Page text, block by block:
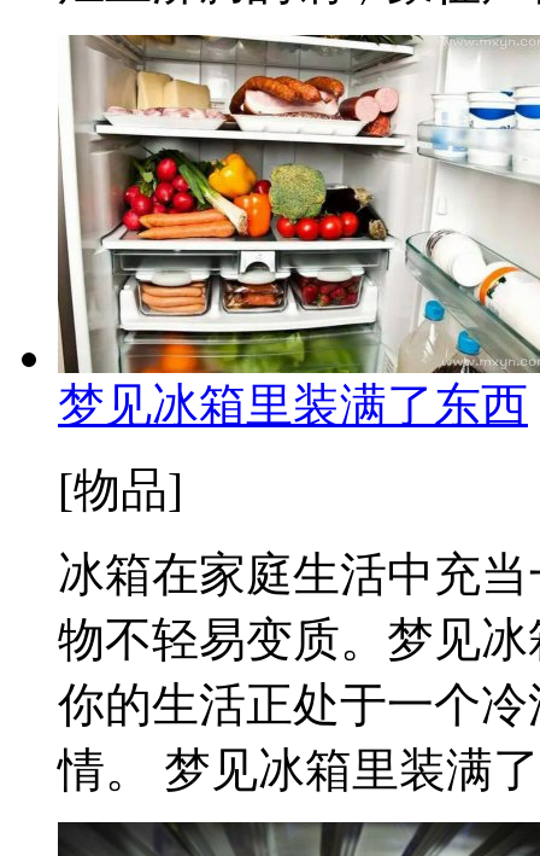
梦见冰箱里装满了东西
[物品]
冰箱在家庭生活中充
物不轻易变质。梦见
你的生活正处于一个
情。 梦见冰箱里装满